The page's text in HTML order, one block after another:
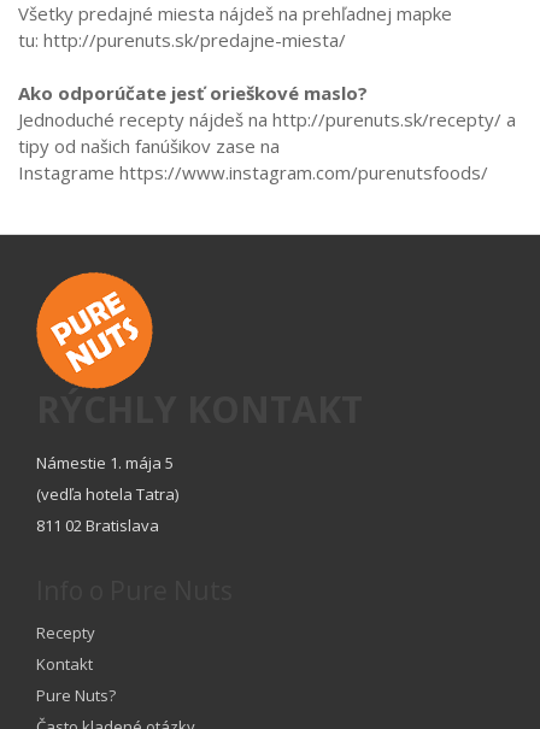
Všetky predajné miesta nájdeš na prehľadnej mapke
tu: http://purenuts.sk/predajne-miesta/
Ako odporúčate jesť orieškové maslo?
Jednoduché recepty nájdeš na http://purenuts.sk/recepty/ a
tipy od našich fanúšikov zase na
Instagrame https://www.instagram.com/purenutsfoods/
Námestie 1. mája 5
(vedľa hotela Tatra)
811 02 Bratislava
Recepty
Kontakt
Pure Nuts?